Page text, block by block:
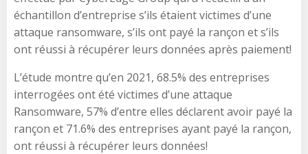
échantillon d’entreprise s’ils étaient victimes d’une
attaque ransomware, s’ils ont payé la rançon et s’ils
ont réussi à récupérer leurs données après paiement!
L’étude montre qu’en 2021, 68.5% des entreprises
interrogées ont été victimes d’une attaque
Ransomware, 57% d’entre elles déclarent avoir payé la
rançon et 71.6% des entreprises ayant payé la rançon,
ont réussi à récupérer leurs données!